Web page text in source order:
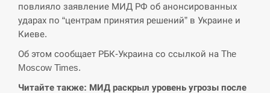
СЕРПЕНЬ
Поставки ракет для ПВО сократились втрое,
СЕРПЕНЬ
повлияло заявление МИД РФ об анонсированных
ударах по “центрам принятия решений” в Украине и
Киеве.
Об этом сообщает РБК-Украина со ссылкой на The
Moscow Times.
Читайте также: МИД раскрыл уровень угрозы после